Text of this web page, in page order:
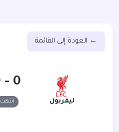
← العودة إلى القائمة
ليفربول
0 - 0
انتهت